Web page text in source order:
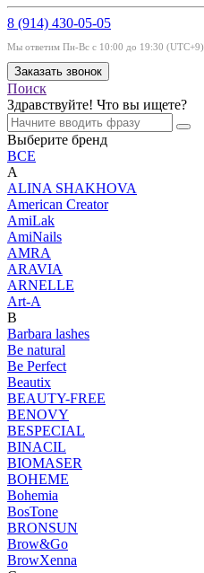
8 (914) 430-05-05
Мы ответим Пн-Вс с 10:00 до 19:30 (UTC+9)
Заказать звонок
Поиск
Здравствуйте! Что вы ищете?
Выберите бренд
ВСЕ
A
ALINA SHAKHOVA
American Creator
AmiLak
AmiNails
AMRA
ARAVIA
ARNELLE
Art-A
B
Barbara lashes
Be natural
Be Perfect
Beautix
BEAUTY-FREE
BENOVY
BESPECIAL
BINACIL
BIOMASER
BOHEME
Bohemia
BosTone
BRONSUN
Brow&Go
BrowXenna